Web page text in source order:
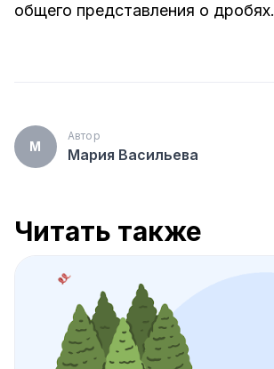
общего представления о дробях.
М
Автор
Мария Васильева
Читать также